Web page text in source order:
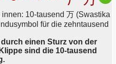
10-tausend 万 (Swastika
für die zehntausend
einen Sturz von der
sind die 10-tausend